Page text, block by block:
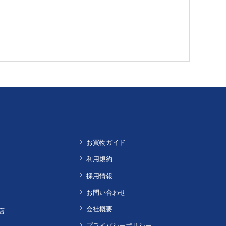
お買物ガイド
利用規約
採用情報
お問い合わせ
会社概要